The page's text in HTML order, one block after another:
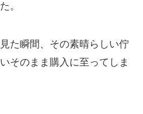
。
た瞬間、その素晴らしい佇
そのまま購入に至ってしま